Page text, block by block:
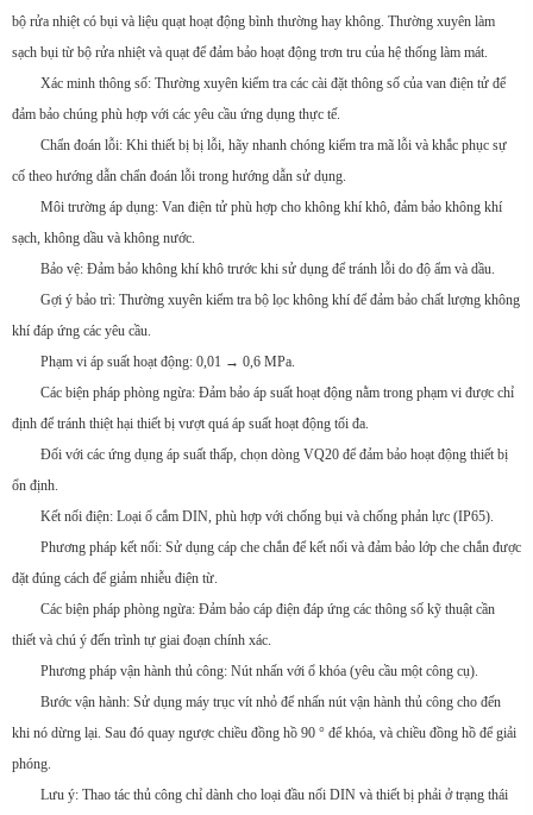
bộ rửa nhiệt có bụi và liệu quạt hoạt động bình thường hay không. Thường xuyên làm
sạch bụi từ bộ rửa nhiệt và quạt để đảm bảo hoạt động trơn tru của hệ thống làm mát.
Xác minh thông số: Thường xuyên kiểm tra các cài đặt thông số của van điện tử để
đảm bảo chúng phù hợp với các yêu cầu ứng dụng thực tế.
Chẩn đoán lỗi: Khi thiết bị bị lỗi, hãy nhanh chóng kiểm tra mã lỗi và khắc phục sự
cố theo hướng dẫn chẩn đoán lỗi trong hướng dẫn sử dụng.
Môi trường áp dụng: Van điện tử phù hợp cho không khí khô, đảm bảo không khí
sạch, không dầu và không nước.
Bảo vệ: Đảm bảo không khí khô trước khi sử dụng để tránh lỗi do độ ẩm và dầu.
Gợi ý bảo trì: Thường xuyên kiểm tra bộ lọc không khí để đảm bảo chất lượng không
khí đáp ứng các yêu cầu.
Phạm vi áp suất hoạt động: 0,01 → 0,6 MPa.
Các biện pháp phòng ngừa: Đảm bảo áp suất hoạt động nằm trong phạm vi được chỉ
định để tránh thiệt hại thiết bị vượt quá áp suất hoạt động tối đa.
Đối với các ứng dụng áp suất thấp, chọn dòng VQ20 để đảm bảo hoạt động thiết bị
ổn định.
Kết nối điện: Loại ổ cắm DIN, phù hợp với chống bụi và chống phản lực (IP65).
Phương pháp kết nối: Sử dụng cáp che chắn để kết nối và đảm bảo lớp che chắn được
đặt đúng cách để giảm nhiễu điện từ.
Các biện pháp phòng ngừa: Đảm bảo cáp điện đáp ứng các thông số kỹ thuật cần
thiết và chú ý đến trình tự giai đoạn chính xác.
Phương pháp vận hành thủ công: Nút nhấn với ổ khóa (yêu cầu một công cụ).
Bước vận hành: Sử dụng máy trục vít nhỏ để nhấn nút vận hành thủ công cho đến
khi nó dừng lại. Sau đó quay ngược chiều đồng hồ 90 ° để khóa, và chiều đồng hồ để giải
phóng.
Lưu ý: Thao tác thủ công chỉ dành cho loại đầu nối DIN và thiết bị phải ở trạng thái